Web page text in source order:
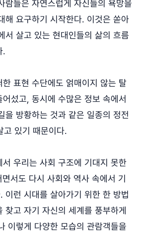
람들은 자연스럽게 자신들의 욕망을
해 요구하기 시작한다. 이것은 쏟아
서 살고 있는 현대인들의 삶의 흐름
.
표현 수단에도 얽매이지 않는 탈
섰고, 동시에 수많은 정보 속에서
을 방황하는 것과 같은 일종의 정전
있기 때문이다.
우리는 사회 구조에 기대지 못한
서도 다시 사회와 역사 속에서 기
이런 시대를 살아가기 위한 한 방법
찾고 자기 자신의 세계를 풍부하게
이렇게 다양한 모습의 관람객들을